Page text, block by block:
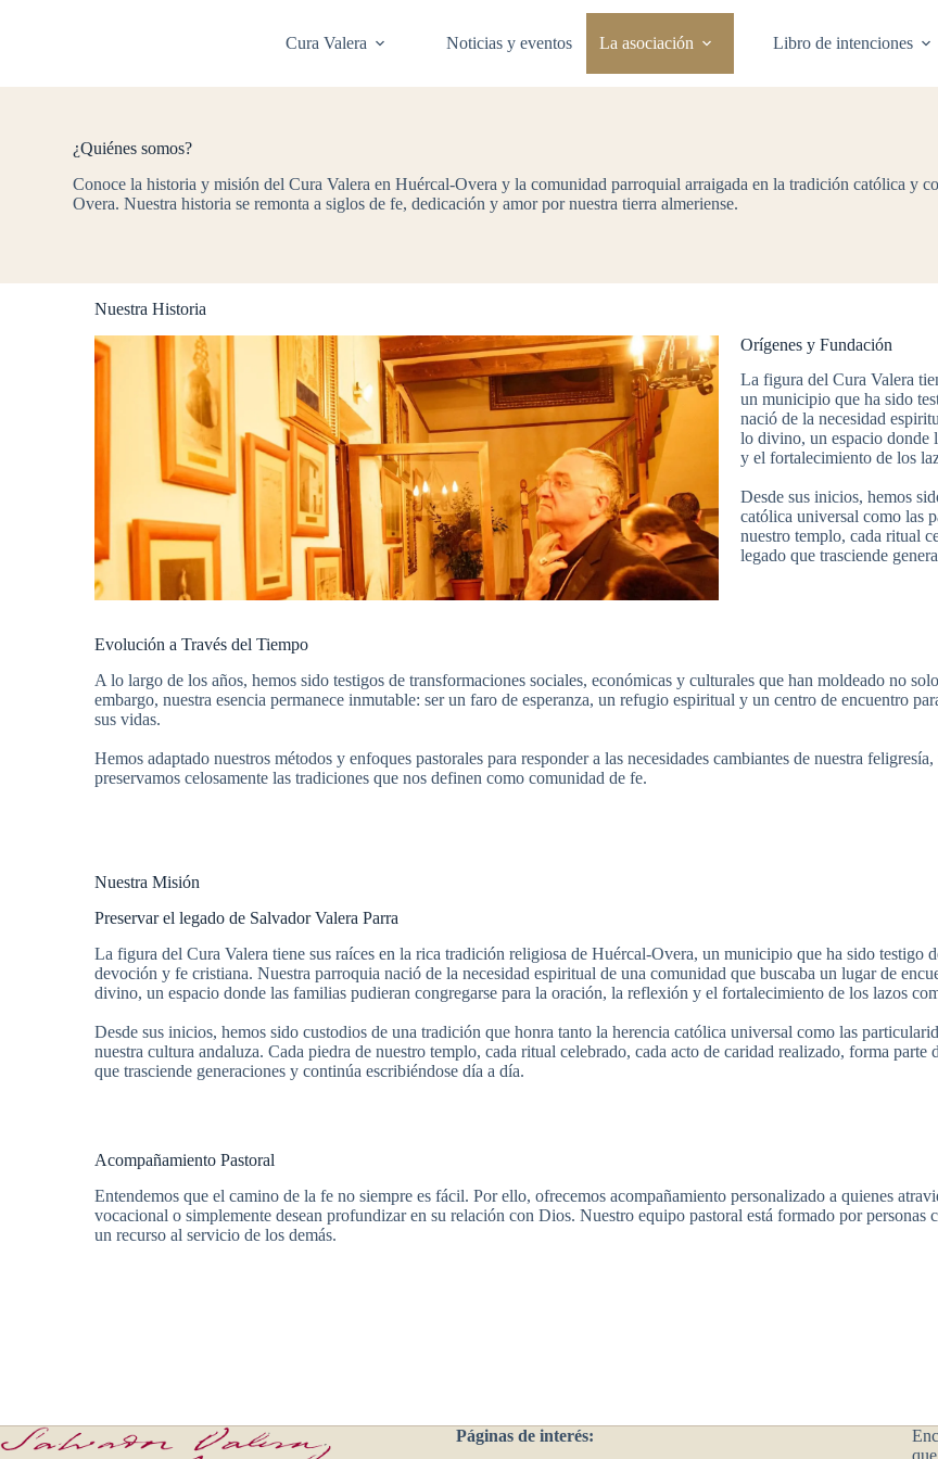
Cura Valera Noticias y eventos La asociación Libro de intenciones
¿Quiénes somos?
Conoce la historia y misión del Cura Valera en Huércal-Overa y la comunidad parroquial arraigada en la tradición católica y
Overa. Nuestra historia se remonta a siglos de fe, dedicación y amor por nuestra tierra almeriense.
Nuestra Historia
Orígenes y Fundación
La figura del Cura Valera
un municipio que ha sido
nació de la necesidad
lo divino, un espacio donde
y el fortalecimiento de los
Desde sus inicios, hemos
católica universal como las
nuestro templo, cada ritual
legado que trasciende
Evolución a Través del Tiempo
A lo largo de los años, hemos sido testigos de transformaciones sociales, económicas y culturales que han moldeado no
embargo, nuestra esencia permanece inmutable: ser un faro de esperanza, un refugio espiritual y un centro de encuentro
sus vidas.
Hemos adaptado nuestros métodos y enfoques pastorales para responder a las necesidades cambiantes de nuestra
preservamos celosamente las tradiciones que nos definen como comunidad de fe.
Nuestra Misión
Preservar el legado de Salvador Valera Parra
La figura del Cura Valera tiene sus raíces en la rica tradición religiosa de Huércal-Overa, un municipio que ha sido testigo
devoción y fe cristiana. Nuestra parroquia nació de la necesidad espiritual de una comunidad que buscaba un lugar de
divino, un espacio donde las familias pudieran congregarse para la oración, la reflexión y el fortalecimiento de los lazos
Desde sus inicios, hemos sido custodios de una tradición que honra tanto la herencia católica universal como las
nuestra cultura andaluza. Cada piedra de nuestro templo, cada ritual celebrado, cada acto de caridad realizado, forma parte
que trasciende generaciones y continúa escribiéndose día a día.
Acompañamiento Pastoral
Entendemos que el camino de la fe no siempre es fácil. Por ello, ofrecemos acompañamiento personalizado a quienes
vocacional o simplemente desean profundizar en su relación con Dios. Nuestro equipo pastoral está formado por
un recurso al servicio de los demás.
Páginas de interés: